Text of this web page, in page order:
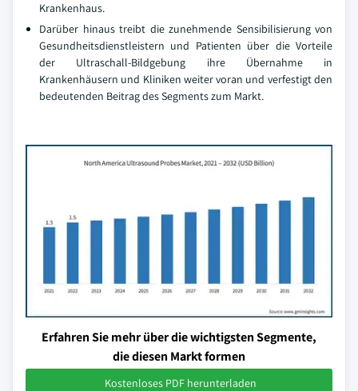
Krankenhaus.
Darüber hinaus treibt die zunehmende Sensibilisierung von
Gesundheitsdienstleistern und Patienten über die Vorteile
der Ultraschall-Bildgebung ihre Übernahme in
Krankenhäusern und Kliniken weiter voran und verfestigt den
bedeutenden Beitrag des Segments zum Markt.
Erfahren Sie mehr über die wichtigsten Segmente,
die diesen Markt formen
Kostenloses PDF herunterladen